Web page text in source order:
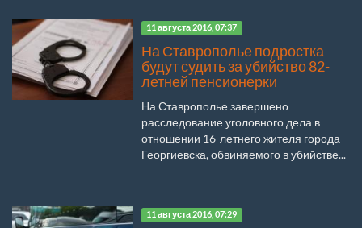
11 августа 2016, 07:37
На Ставрополье подростка
будут судить за убийство 82-
летней пенсионерки
На Ставрополье завершено
расследование уголовного дела в
отношении 16-летнего жителя города
Георгиевска, обвиняемого в убийстве...
11 августа 2016, 07:29